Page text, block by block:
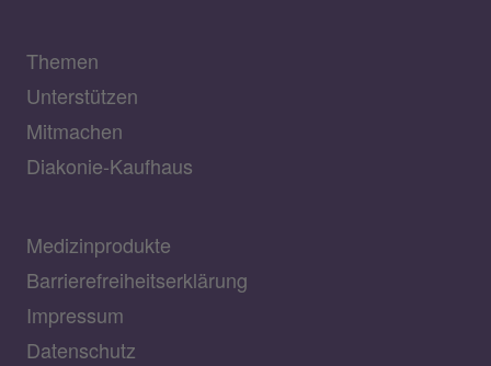
Themen
Unterstützen
Mitmachen
Diakonie-Kaufhaus
Medizinprodukte
Barrierefreiheitserklärung
Impressum
Datenschutz